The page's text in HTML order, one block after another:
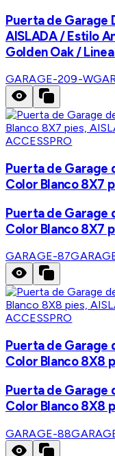
Puerta de Garage
AISLADA / Estilo
Golden Oak /
GARAGE-209-W
ACCESSPRO
Puerta de Garage
Color Blanco 8X7
Puerta de Garage
Color Blanco 8X7
GARAGE-87
ACCESSPRO
Puerta de Garage
Color Blanco 8X8
Puerta de Garage
Color Blanco 8X8
GARAGE-88